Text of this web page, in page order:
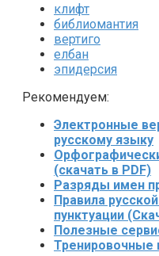
клифт
библиомантия
вертиго
елбан
эпидерсия
Рекомендуем:
Электронные
русскому языку
(скачать в PDF)
Разряды имен
Правила
пунктуации
Полезные
Тренировочные